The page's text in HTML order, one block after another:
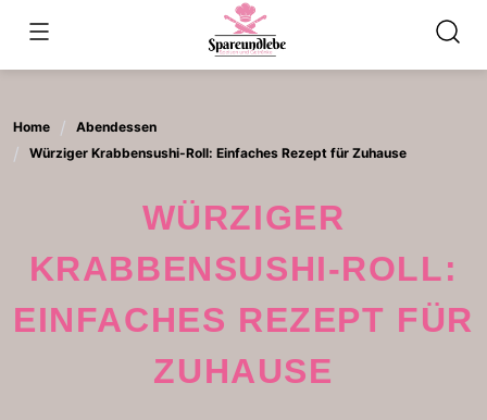
content
Home
Abendessen
Würziger Krabbensushi-Roll: Einfaches Rezept für Zuhause
WÜRZIGER
KRABBENSUSHI-ROLL:
EINFACHES REZEPT FÜR
ZUHAUSE